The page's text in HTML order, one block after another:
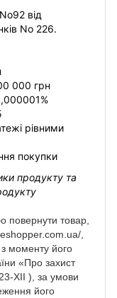
від
No 226.
000 грн
рівними
покупки
продукту та
повернути товар,
,
з моменту його
«Про захист
XII ), за умови
його